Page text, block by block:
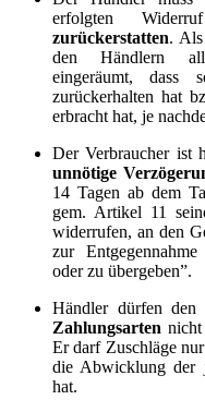
erfolgten Widerruf
zurückerstatten.
den Händlern
eingeräumt,
zurückerhalten hat
erbracht hat, je
Der Verbraucher ist
unnötige
14 Tagen ab dem
gem. Artikel 11
widerrufen, an den
zur
oder zu übergeben”.
Händler dürfen den
Zahlungsarten
Er darf Zuschläge
die Abwicklung der
hat.